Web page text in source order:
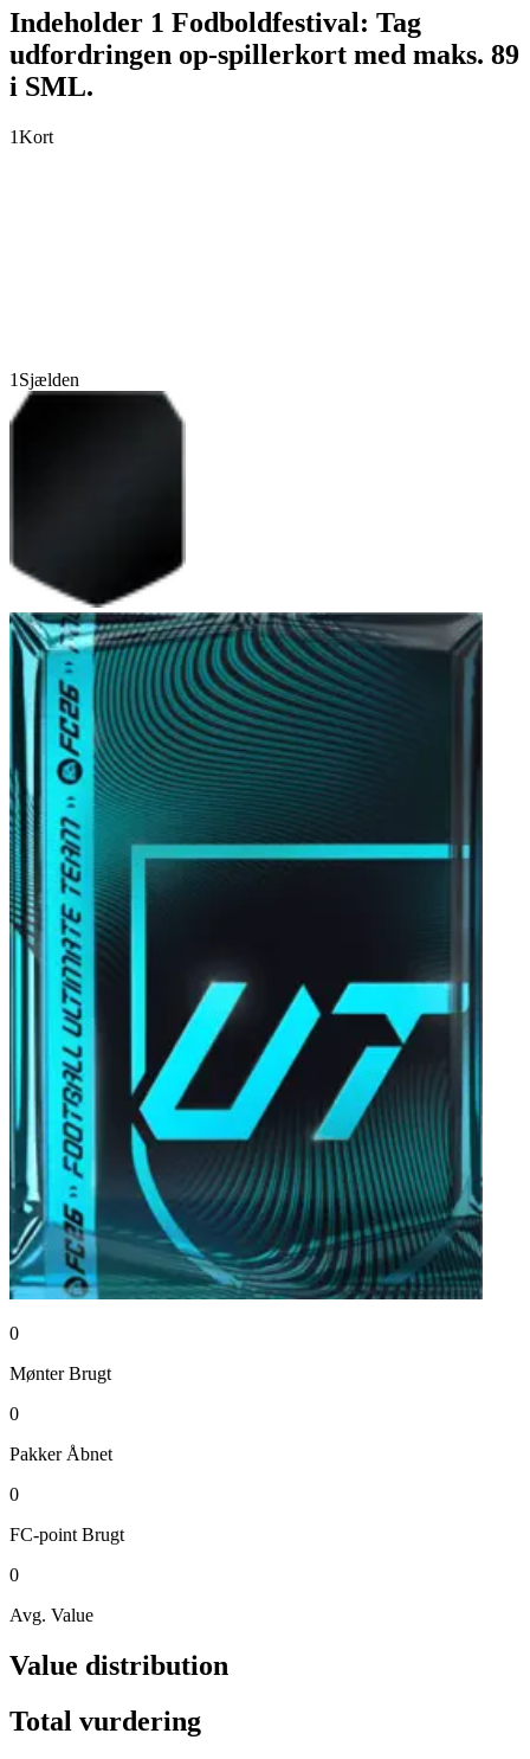
Indeholder 1 Fodboldfestival: Tag
udfordringen op-spillerkort med maks. 89
i SML.
1Kort
1 Sjælden
0
Mønter Brugt
0
Pakker Åbnet
0
FC-point Brugt
0
Avg. Value
Value distribution
Total vurdering